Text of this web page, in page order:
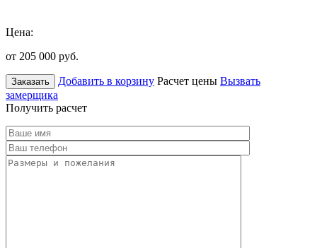
Цена:
от 205 000 руб.
Заказать Добавить в корзину Расчет цены Вызвать
замерщика
Получить расчет